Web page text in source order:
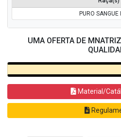
PURO SANGUE
UMA OFERTA DE
Material/